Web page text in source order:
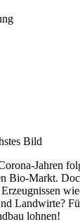
Bild
Jahren
Bio-Markt.
Landwirte?
lohnen!